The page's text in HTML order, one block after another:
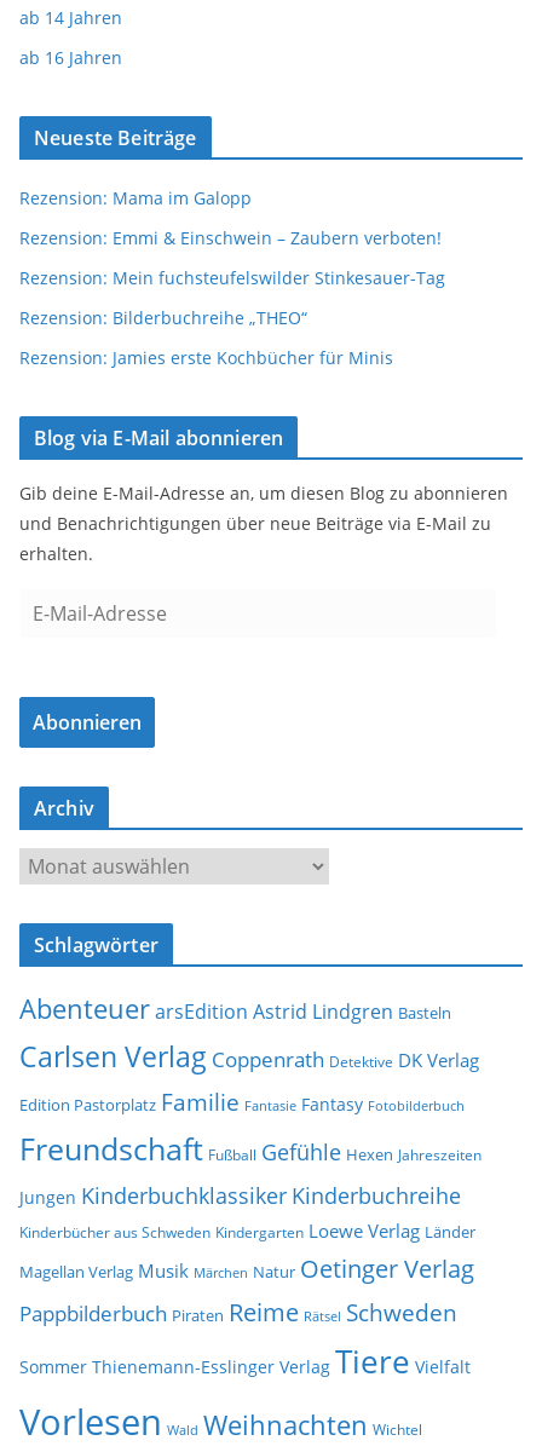
ab 14 Jahren
ab 16 Jahren
Neueste Beiträge
Rezension: Mama im Galopp
Rezension: Emmi & Einschwein – Zaubern verboten!
Rezension: Mein fuchsteufelswilder Stinkesauer-Tag
Rezension: Bilderbuchreihe „THEO“
Rezension: Jamies erste Kochbücher für Minis
Blog via E-Mail abonnieren
Gib deine E-Mail-Adresse an, um diesen Blog zu abonnieren
und Benachrichtigungen über neue Beiträge via E-Mail zu
erhalten.
a
l
-
d
s
e
Abonnieren
Archiv
r
c
v
Schlagwörter
AbenteuerarsEdition Astrid Lindgren Basteln
Carlsen Verlag Coppenrath Detektive DK Verlag
Edition Pastorplatz Familie Fantasie Fantasy Fotobilderbuch
Freundschaft Fußball Gefühle Hexen Jahreszeiten
Jungen Kinderbuchklassiker Kinderbuchreihe
Kinderbücher aus Schweden Kindergarten Loewe Verlag Länder
Magellan Verlag Musik Märchen Natur Oetinger Verlag
Pappbilderbuch Piraten Reime Rätsel Schweden
Sommer Thienemann-Esslinger Verlag Tiere Vielfalt
Vorlesen Wald Weihnachten Wichtel